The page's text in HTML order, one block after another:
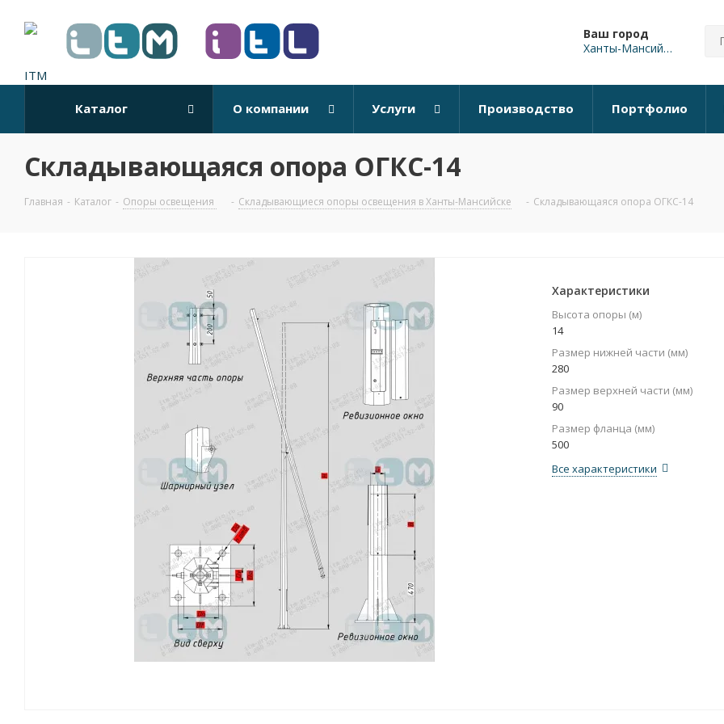
Ваш город
Ханты-Мансийск
Каталог О компании Услуги Производство Портфолио
Складывающаяся опора ОГКС-14
Главная - Каталог - Опоры освещения - Складывающиеся опоры освещения в Ханты-Мансийске - Складывающаяся опора ОГКС-14
Характеристики
Высота опоры (м)
14
Размер нижней части (мм)
280
Размер верхней части (мм)
90
Размер фланца (мм)
500
Все характеристики